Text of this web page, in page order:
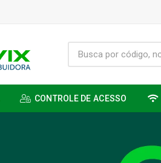
CONTROLE DE ACESSO